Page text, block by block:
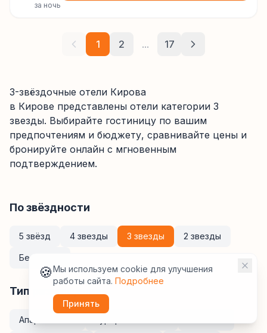
за ночь
1 2 ... 17
3-звёздочные отели Кирова
в Кирове представлены отели категории 3
звезды. Выбирайте гостиницу по вашим
предпочтениям и бюджету, сравнивайте цены и
бронируйте онлайн с мгновенным
подтверждением.
По звёздности
5 звёзд 4 звезды 3 звезды 2 звезды
Без звёзд
Тип размещения
Апартаменты
🍪Мы используем cookie для улучшения
работы сайта. Подробнее
Принять